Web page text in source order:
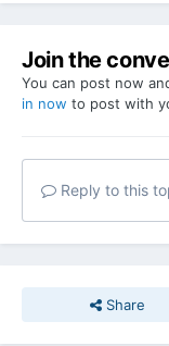
Join the
You can post now
in now to post with
Reply to this
Share